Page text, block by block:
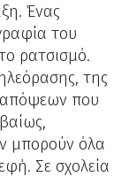
Ένας
του
ρατσισμό.
της
που
μπορούν όλα
Σε σχολεία